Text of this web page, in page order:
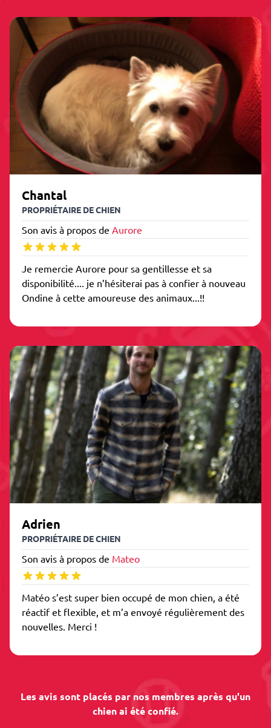
Chantal
PROPRIÉTAIRE DE CHIEN
Son avis à propos de Aurore
Je remercie Aurore pour sa gentillesse et sa
disponibilité.... je n’hésiterai pas à confier à nouveau
Ondine à cette amoureuse des animaux...!!
Adrien
PROPRIÉTAIRE DE CHIEN
Son avis à propos de Mateo
Matéo s’est super bien occupé de mon chien, a été
réactif et flexible, et m’a envoyé régulièrement des
nouvelles. Merci !
Les avis sont placés par nos membres après qu'un
chien ai été confié.